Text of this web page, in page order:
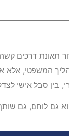
תאונת דרכים קשה
המשפטי, אלא
בין סבל אישי
גם לוחם, גם